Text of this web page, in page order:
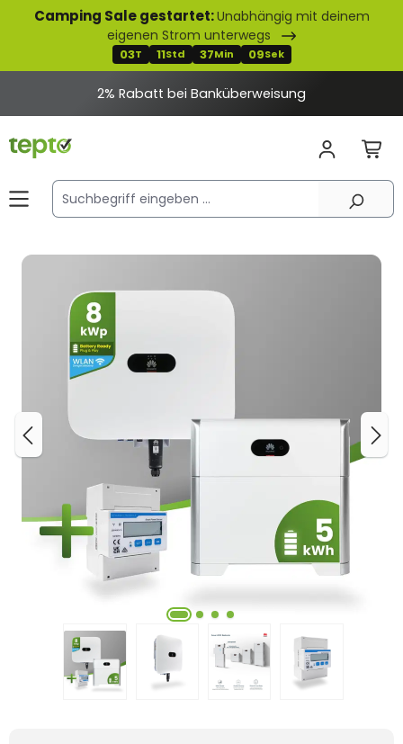
springen
Camping Sale gestartet:Unabhängig mit deinem
eigenen Strom unterwegs
03T 11Std 37Min 08Sek
Banküberweisung
Bildergalerie überspringen